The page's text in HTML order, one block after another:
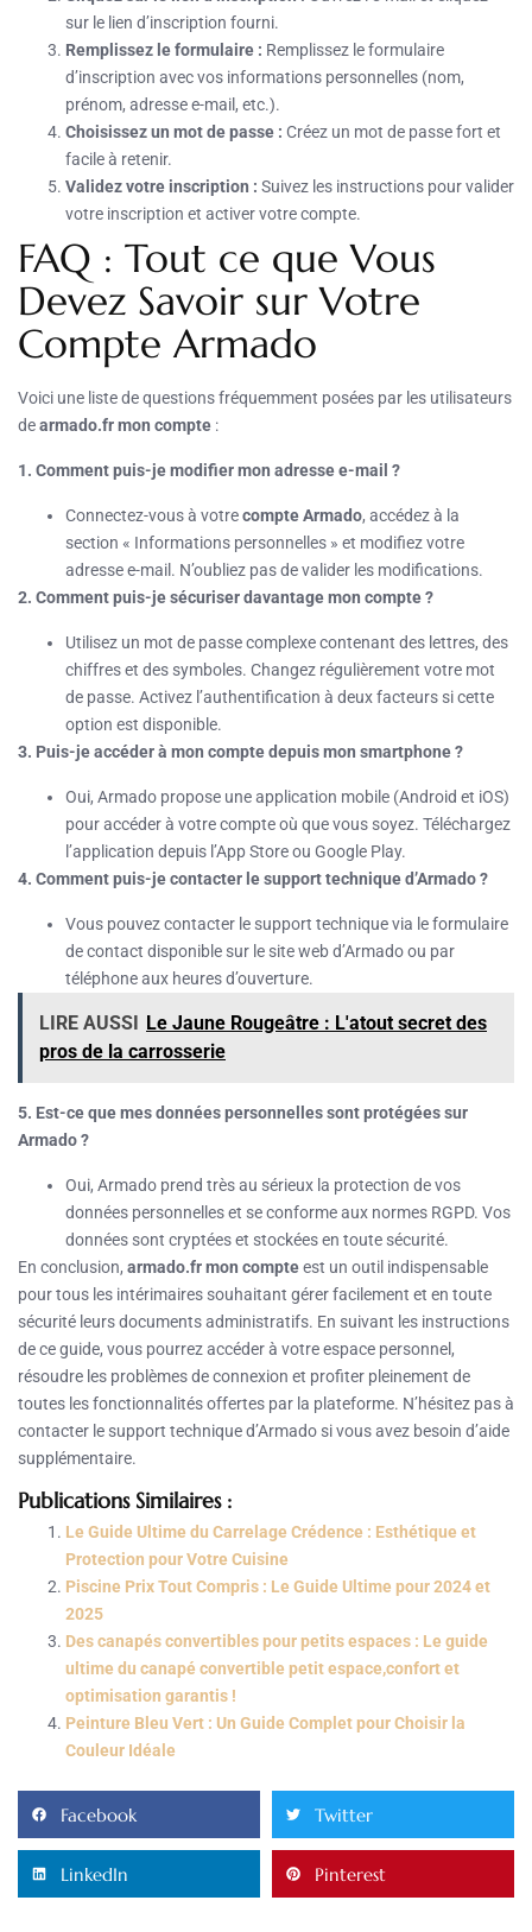
sur le lien d’inscription fourni.
Remplissez le formulaire : Remplissez le formulaire
d’inscription avec vos informations personnelles (nom,
prénom, adresse e-mail, etc.).
Choisissez un mot de passe : Créez un mot de passe fort et
facile à retenir.
Validez votre inscription : Suivez les instructions pour valider
votre inscription et activer votre compte.
FAQ : Tout ce que Vous
Devez Savoir sur Votre
Compte Armado
Voici une liste de questions fréquemment posées par les utilisateurs
dearmado.fr mon compte :
1. Comment puis-je modifier mon adresse e-mail ?
Connectez-vous à votrecompte Armado, accédez à la
section « Informations personnelles » et modifiez votre
adresse e-mail. N’oubliez pas de valider les modifications.
2. Comment puis-je sécuriser davantage mon compte ?
Utilisez un mot de passe complexe contenant des lettres, des
chiffres et des symboles. Changez régulièrement votre mot
de passe. Activez l’authentification à deux facteurs si cette
option est disponible.
3. Puis-je accéder à mon compte depuis mon smartphone ?
Oui, Armado propose une application mobile (Android et iOS)
pour accéder à votre compte où que vous soyez. Téléchargez
l’application depuis l’App Store ou Google Play.
4. Comment puis-je contacter le support technique d’Armado ?
Vous pouvez contacter le support technique via le formulaire
de contact disponible sur le site web d’Armado ou par
téléphone aux heures d’ouverture.
LIRE AUSSI Le Jaune Rougeâtre : L'atout secret des
pros de la carrosserie
5. Est-ce que mes données personnelles sont protégées sur
Armado ?
Oui, Armado prend très au sérieux la protection de vos
données personnelles et se conforme aux normes RGPD. Vos
données sont cryptées et stockées en toute sécurité.
En conclusion, armado.fr mon compteest un outil indispensable
pour tous les intérimaires souhaitant gérer facilement et en toute
sécurité leurs documents administratifs. En suivant les instructions
de ce guide, vous pourrez accéder à votre espace personnel,
résoudre les problèmes de connexion et profiter pleinement de
toutes les fonctionnalités offertes par la plateforme. N’hésitez pas à
contacter le support technique d’Armado si vous avez besoin d’aide
supplémentaire.
Publications Similaires :
Le Guide Ultime du Carrelage Crédence : Esthétique et
Protection pour Votre Cuisine
Piscine Prix Tout Compris : Le Guide Ultime pour 2024 et
2025
Des canapés convertibles pour petits espaces : Le guide
ultime du canapé convertible petit espace,confort et
optimisation garantis !
Peinture Bleu Vert : Un Guide Complet pour Choisir la
Couleur Idéale
Facebook Twitter
LinkedIn Pinterest